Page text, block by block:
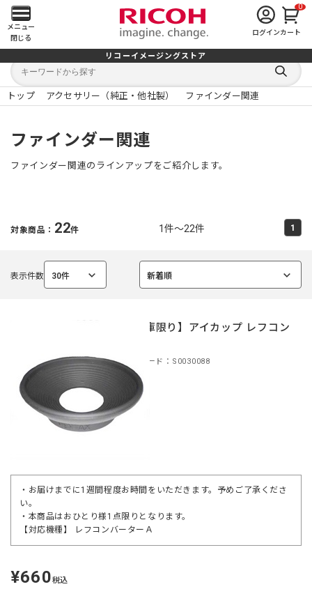
メ
イ
ン
メ
ニ
ュ
を
く
メニュー
閉じる
ログイン
0
カート
リコーイメージングストア
キ
ワ
ー
キ
検
索
る
トップ アクセサリー（純正・他社製） ファインダー関連
ファインダー関連
ファインダー関連のラインアップをご紹介します。
対象商品： 22件 1件～22件 1
表示件数 30件
選
新着順
選
【在庫限り】アイカップ レフコン
商品コード：S0030088
・お届けまでに1週間程度お時間をいただきます。予めご了承くださ
い。
・本商品はおひとり様1点限りとなります。
【対応機種】 レフコンバーターＡ
定
価
¥660税込